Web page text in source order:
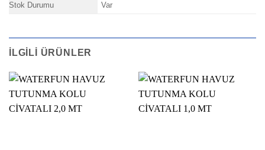
Stok Durumu Var
İLGILI ÜRÜNLER